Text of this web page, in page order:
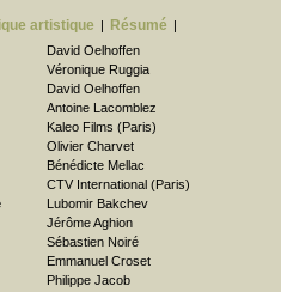
artistique | Résumé |
David Oelhoffen
Véronique Ruggia
David Oelhoffen
Antoine Lacomblez
Kaleo Films (Paris)
Olivier Charvet
Bénédicte Mellac
CTV International (Paris)
Lubomir Bakchev
Jérôme Aghion
Sébastien Noiré
Emmanuel Croset
Philippe Jacob